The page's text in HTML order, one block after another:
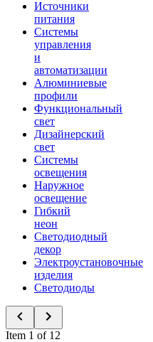
Источники
питания
Системы
управления
и
автоматизации
Алюминиевые
профили
Функциональный
свет
Дизайнерский
свет
Системы
освещения
Наружное
освещение
Гибкий
неон
Светодиодный
декор
Электроустановочные
изделия
Светодиоды
Item 1 of 12